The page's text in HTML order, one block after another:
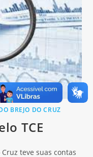
BREJO DO CRUZ
TCE
teve suas contas